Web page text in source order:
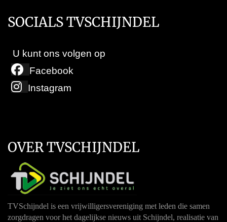
SOCIALS TVSCHIJNDEL
U kunt ons volgen op
Facebook
Instagram
OVER TVSCHIJNDEL
TVSchijndel is een vrijwilligersvereniging met leden die samen
zorgdragen voor het dagelijkse nieuws uit Schijndel, realisatie van